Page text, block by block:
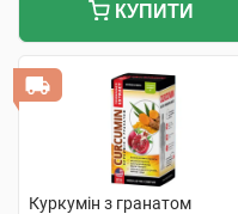
КУПИТИ
Куркумін з гранатом